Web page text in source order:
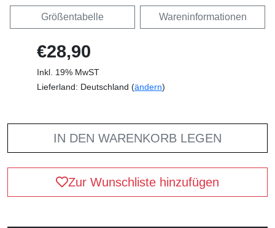
Größentabelle Wareninformationen
€28,90
Inkl. 19% MwST
Lieferland: Deutschland (ändern)
IN DEN WARENKORB LEGEN
Zur Wunschliste hinzufügen